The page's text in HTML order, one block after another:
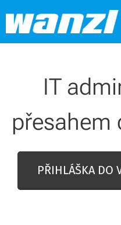
IT
přesahem
PŘIHLÁŠKA DO